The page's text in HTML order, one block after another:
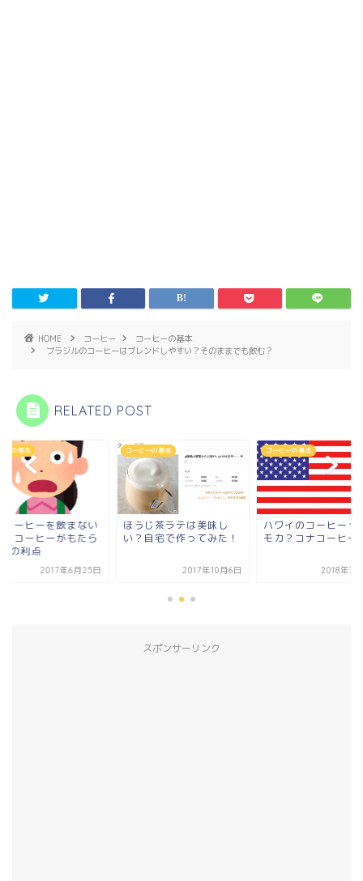
HOME コーヒー
コーヒーの基本
ブラジルのコーヒーはブレンドしやすい？そのままでも飲む？
RELATED POST
ーの基本
コーヒーを飲まない
！コーヒーがもたら
の利点
2017年6月25日
コーヒーの基本
ほうじ茶ラテは美味し
い？自宅で作ってみた！
2017年10月6日
コーヒーの基本
ハワイのコーヒーっ
モカ？コナコーヒー
2018年3
スポンサーリンク